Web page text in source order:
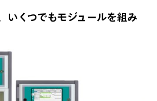
いくつでもモジュールを組み